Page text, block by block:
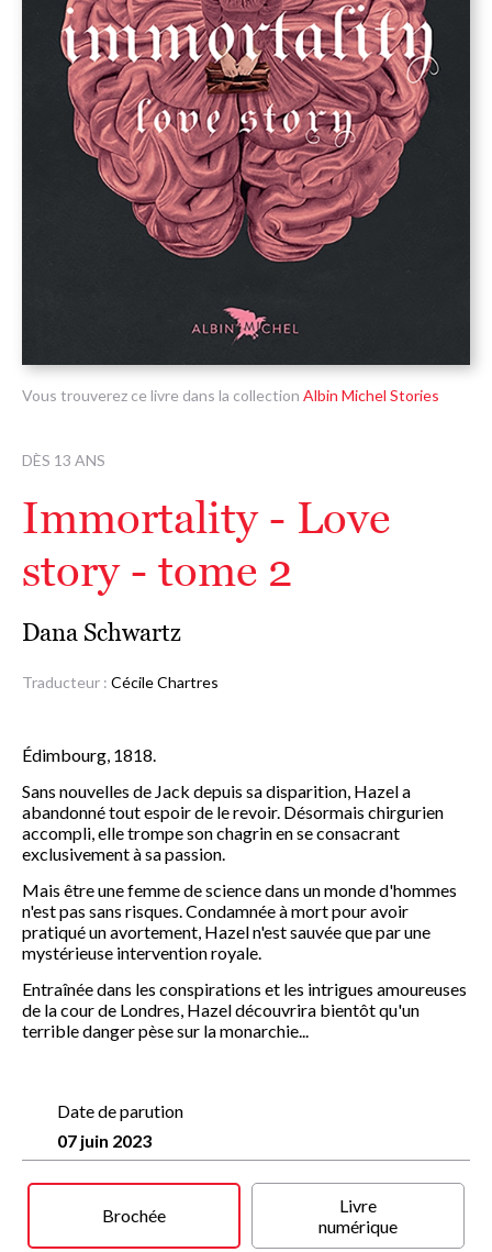
Vous trouverez ce livre dans la collection Albin Michel Stories
DÈS 13 ANS
Immortality - Love
story - tome 2
Dana Schwartz
Traducteur : Cécile Chartres
Édimbourg, 1818.
Sans nouvelles de Jack depuis sa disparition, Hazel a
abandonné tout espoir de le revoir. Désormais chirgurien
accompli, elle trompe son chagrin en se consacrant
exclusivement à sa passion.
Mais être une femme de science dans un monde d'hommes
n'est pas sans risques. Condamnée à mort pour avoir
pratiqué un avortement, Hazel n'est sauvée que par une
mystérieuse intervention royale.
Entraînée dans les conspirations et les intrigues amoureuses
de la cour de Londres, Hazel découvrira bientôt qu'un
terrible danger pèse sur la monarchie...
Date de parution
07 juin 2023
Brochée
Livre
numérique